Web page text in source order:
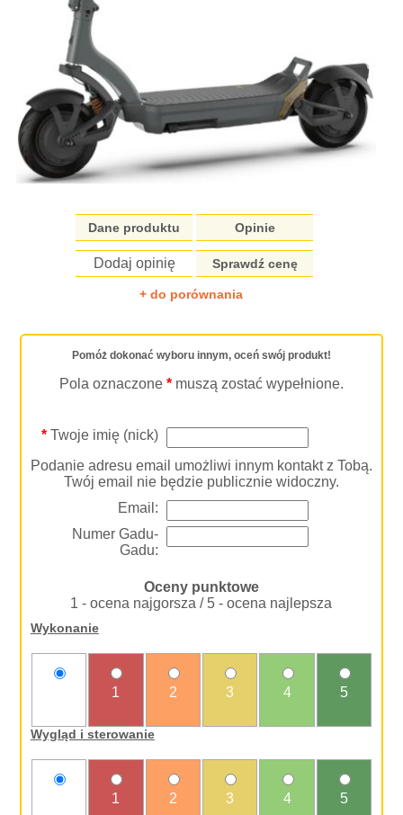
Dane produktu Opinie
Dodaj opinię Sprawdź cenę
+ do porównania
Pomóż dokonać wyboru innym, oceń swój produkt!
Pola oznaczone * muszą zostać wypełnione.
*Twoje imię (nick)
Podanie adresu email umożliwi innym kontakt z Tobą.
Twój email nie będzie publicznie widoczny.
Email:
Numer Gadu-
Gadu:
Oceny punktowe
1 - ocena najgorsza / 5 - ocena najlepsza
Wykonanie
1 2 3 4 5
Wygląd i sterowanie
1 2 3 4 5